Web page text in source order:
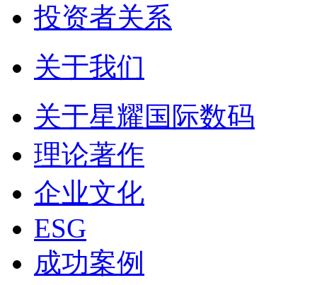
投资者关系
关于我们
关于星耀国际数码
理论著作
企业文化
ESG
成功案例